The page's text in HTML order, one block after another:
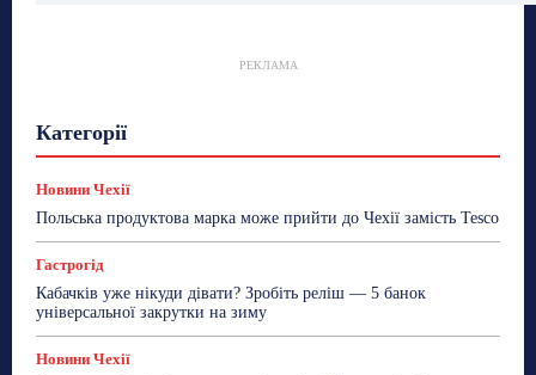
РЕКЛАМА
Категорії
Новини Чехії
Сад та город Світ
Спорт
ТехноМанія
Топ-новини Фоторепортаж
Новини Чехії
Польська продуктова марка може прийти до Чехії замість Tesco
Гастрогід
Кабачків уже нікуди дівати? Зробіть реліш — 5 банок
універсальної закрутки на зиму
Новини Чехії